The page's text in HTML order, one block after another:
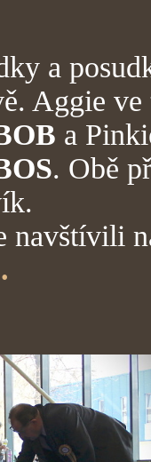
a
Aggie
a
. Obě
navštívili